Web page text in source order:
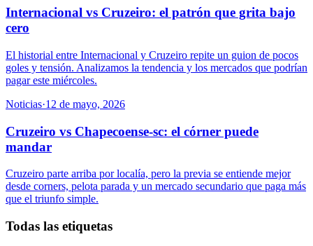
Internacional vs Cruzeiro: el patrón que grita bajo
cero
El historial entre Internacional y Cruzeiro repite un guion de pocos
goles y tensión. Analizamos la tendencia y los mercados que podrían
pagar este miércoles.
Noticias·12 de mayo, 2026
Cruzeiro vs Chapecoense-sc: el córner puede
mandar
Cruzeiro parte arriba por localía, pero la previa se entiende mejor
desde corners, pelota parada y un mercado secundario que paga más
que el triunfo simple.
Todas las etiquetas